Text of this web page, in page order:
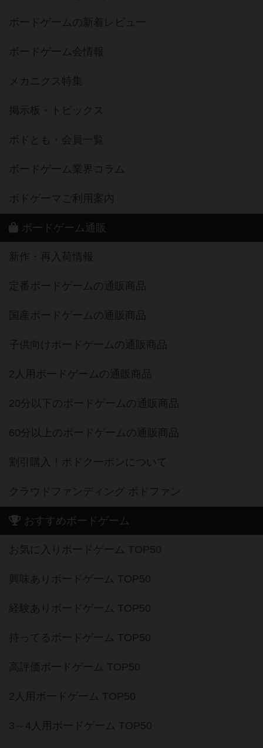
ボードゲームの新着レビュー
ボードゲーム会情報
メカニクス特集
掲示板・トピックス
ボドとも・会員一覧
ボードゲーム業界コラム
ボドゲーマご利用案内
ボードゲーム通販
新作・再入荷情報
定番ボードゲームの通販商品
国産ボードゲームの通販商品
子供向けボードゲームの通販商品
2人用ボードゲームの通販商品
20分以下のボードゲームの通販商品
60分以上のボードゲームの通販商品
割引購入！ボドクーポンについて
クラウドファンディング ボドファン
おすすめボードゲーム
お気に入りボードゲーム TOP50
興味ありボードゲーム TOP50
経験ありボードゲーム TOP50
持ってるボードゲーム TOP50
高評価ボードゲーム TOP50
2人用ボードゲーム TOP50
3～4人用ボードゲーム TOP50